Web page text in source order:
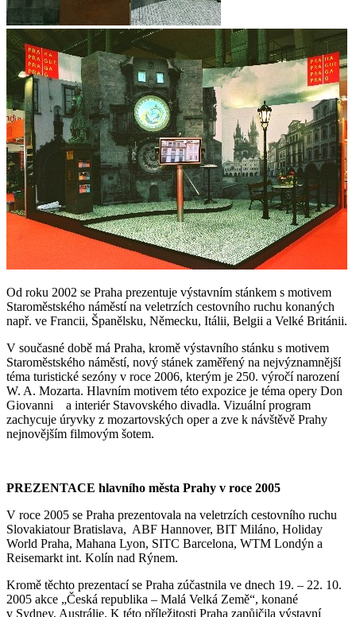
Od roku 2002 se Praha prezentuje výstavním stánkem s motivem
Staroměstského náměstí na veletrzích cestovního ruchu konaných
např. ve Francii, Španělsku, Německu, Itálii, Belgii a Velké Británii.
V současné době má Praha, kromě výstavního stánku s motivem
Staroměstského náměstí, nový stánek zaměřený na nejvýznamnější
téma turistické sezóny v roce 2006, kterým je 250. výročí narození
W. A. Mozarta. Hlavním motivem této expozice je téma opery Don
Giovanni a interiér Stavovského divadla. Vizuální program
zachycuje úryvky z mozartovských oper a zve k návštěvě Prahy
nejnovějším filmovým šotem.
PREZENTACE hlavního města Prahy v roce 2005
V roce 2005 se Praha prezentovala na veletrzích cestovního ruchu
Slovakiatour Bratislava, ABF Hannover, BIT Miláno, Holiday
World Praha, Mahana Lyon, SITC Barcelona, WTM Londýn a
Reisemarkt int. Kolín nad Rýnem.
Kromě těchto prezentací se Praha zúčastnila ve dnech 19. – 22. 10.
2005 akce „Česká republika – Malá Velká Země“, konané
v Sydney, Austrálie. K této příležitosti Praha zapůjčila výstavní